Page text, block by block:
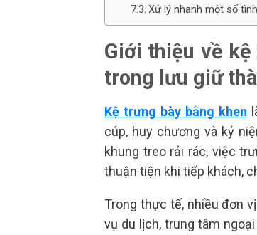
Xử lý nhanh một số
Giới thiệu về
trong lưu giữ
Kệ trưng bày bằng khen
cúp, huy chương và kỷ
khung treo rải rác, việc
thuận tiện khi tiếp khách,
Trong thực tế, nhiều đơn
vụ du lịch, trung tâm